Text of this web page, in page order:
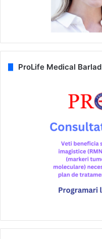
ProLife Medical Barlad